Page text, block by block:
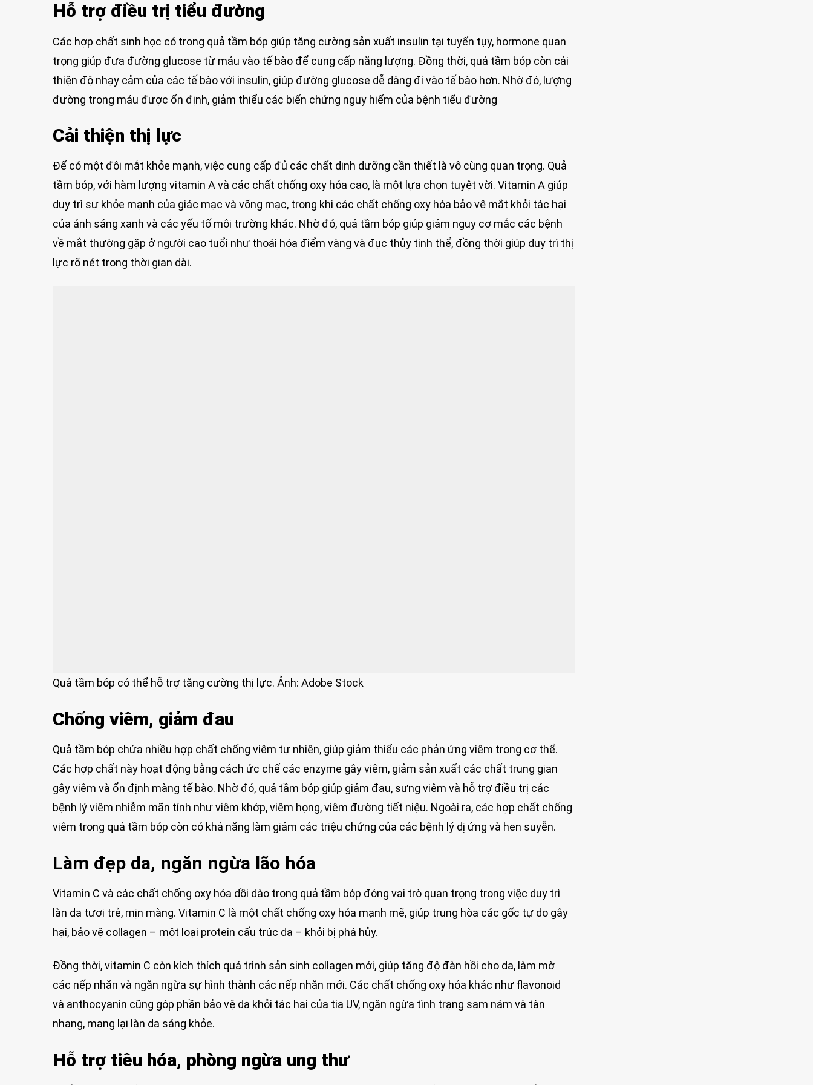
Hỗ trợ điều trị tiểu đường
Các hợp chất sinh học có trong quả tầm bóp giúp tăng cường sản xuất insulin tại tuyến tụy, hormone quan
trọng giúp đưa đường glucose từ máu vào tế bào để cung cấp năng lượng. Đồng thời, quả tầm bóp còn cải
thiện độ nhạy cảm của các tế bào với insulin, giúp đường glucose dễ dàng đi vào tế bào hơn. Nhờ đó, lượng
đường trong máu được ổn định, giảm thiểu các biến chứng nguy hiểm của bệnh tiểu đường
Cải thiện thị lực
Để có một đôi mắt khỏe mạnh, việc cung cấp đủ các chất dinh dưỡng cần thiết là vô cùng quan trọng. Quả
tầm bóp, với hàm lượng vitamin A và các chất chống oxy hóa cao, là một lựa chọn tuyệt vời. Vitamin A giúp
duy trì sự khỏe mạnh của giác mạc và võng mạc, trong khi các chất chống oxy hóa bảo vệ mắt khỏi tác hại
của ánh sáng xanh và các yếu tố môi trường khác. Nhờ đó, quả tầm bóp giúp giảm nguy cơ mắc các bệnh
về mắt thường gặp ở người cao tuổi như thoái hóa điểm vàng và đục thủy tinh thể, đồng thời giúp duy trì thị
lực rõ nét trong thời gian dài.
Quả tầm bóp có thể hỗ trợ tăng cường thị lực. Ảnh: Adobe Stock
Chống viêm, giảm đau
Quả tầm bóp chứa nhiều hợp chất chống viêm tự nhiên, giúp giảm thiểu các phản ứng viêm trong cơ thể.
Các hợp chất này hoạt động bằng cách ức chế các enzyme gây viêm, giảm sản xuất các chất trung gian
gây viêm và ổn định màng tế bào. Nhờ đó, quả tầm bóp giúp giảm đau, sưng viêm và hỗ trợ điều trị các
bệnh lý viêm nhiễm mãn tính như viêm khớp, viêm họng, viêm đường tiết niệu. Ngoài ra, các hợp chất chống
viêm trong quả tầm bóp còn có khả năng làm giảm các triệu chứng của các bệnh lý dị ứng và hen suyễn.
Làm đẹp da, ngăn ngừa lão hóa
Vitamin C và các chất chống oxy hóa dồi dào trong quả tầm bóp đóng vai trò quan trọng trong việc duy trì
làn da tươi trẻ, mịn màng. Vitamin C là một chất chống oxy hóa mạnh mẽ, giúp trung hòa các gốc tự do gây
hại, bảo vệ collagen – một loại protein cấu trúc da – khỏi bị phá hủy.
Đồng thời, vitamin C còn kích thích quá trình sản sinh collagen mới, giúp tăng độ đàn hồi cho da, làm mờ
các nếp nhăn và ngăn ngừa sự hình thành các nếp nhăn mới. Các chất chống oxy hóa khác như flavonoid
và anthocyanin cũng góp phần bảo vệ da khỏi tác hại của tia UV, ngăn ngừa tình trạng sạm nám và tàn
nhang, mang lại làn da sáng khỏe.
Hỗ trợ tiêu hóa, phòng ngừa ung thư